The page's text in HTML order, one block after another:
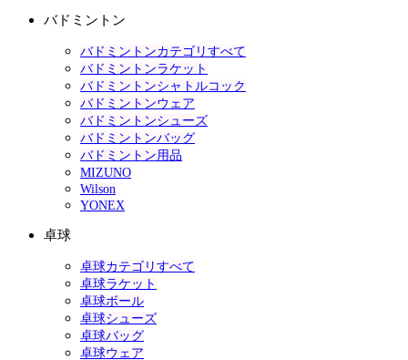
バドミントン
バドミントンカテゴリすべて
バドミントンラケット
バドミントンシャトルコック
バドミントンウェア
バドミントンシューズ
バドミントンバッグ
バドミントン用品
MIZUNO
Wilson
YONEX
卓球
卓球カテゴリすべて
卓球ラケット
卓球ボール
卓球シューズ
卓球バッグ
卓球ウェア